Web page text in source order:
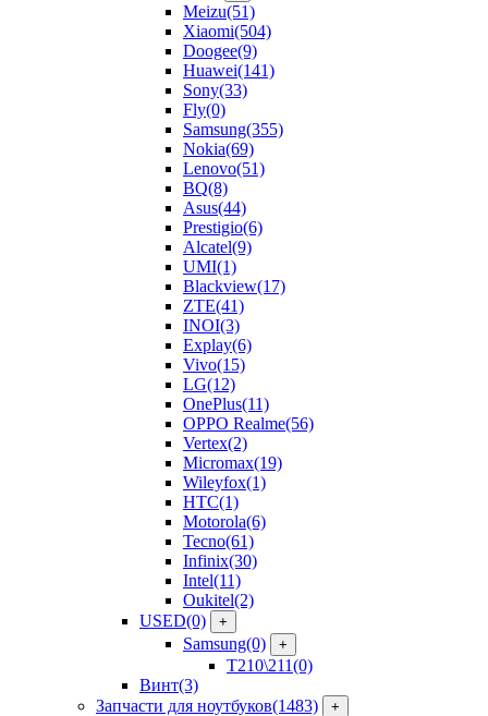
Meizu(51)
Xiaomi(504)
Doogee(9)
Huawei(141)
Sony(33)
Fly(0)
Samsung(355)
Nokia(69)
Lenovo(51)
BQ(8)
Asus(44)
Prestigio(6)
Alcatel(9)
UMI(1)
Blackview(17)
ZTE(41)
INOI(3)
Explay(6)
Vivo(15)
LG(12)
OnePlus(11)
OPPO Realme(56)
Vertex(2)
Micromax(19)
Wileyfox(1)
HTC(1)
Motorola(6)
Tecno(61)
Infinix(30)
Intel(11)
Oukitel(2)
USED(0) +
Samsung(0) +
T210\211(0)
Винт(3)
Запчасти для ноутбуков(1483) +